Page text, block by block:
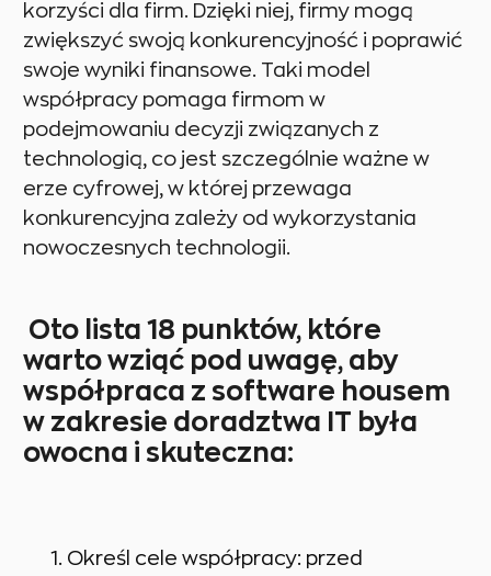
korzyści dla firm. Dzięki niej, firmy mogą
zwiększyć swoją konkurencyjność i poprawić
swoje wyniki finansowe. Taki model
współpracy pomaga firmom w
podejmowaniu decyzji związanych z
technologią, co jest szczególnie ważne w
erze cyfrowej, w której przewaga
konkurencyjna zależy od wykorzystania
nowoczesnych technologii.
Oto lista 18 punktów, które
warto wziąć pod uwagę, aby
współpraca z software housem
w zakresie doradztwa IT była
owocna i skuteczna:
Określ cele współpracy: przed